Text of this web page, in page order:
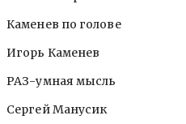
Каменев по голове
Игорь Каменев
РАЗ-умная мысль
Сергей Манусик